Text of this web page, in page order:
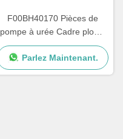
F00BH40170 Pièces de
pompe à urée Cadre plomb
pour carte de circuit de
pompe à urée
Parlez Maintenant.